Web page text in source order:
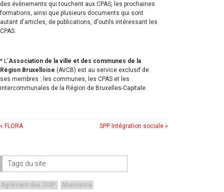
des évènements qui touchent aux CPAS, les prochaines
formations, ainsi que plusieurs documents qui sont
autant d'articles, de publications, d'outils intéressant les
CPAS.
* L'Association de la ville et des communes de la
Région Bruxelloise (AVCB) est au service exclusif de
ses membres : les communes, les CPAS et les
intercommunales de la Région de Bruxelles-Capitale.
« FLORA SPP Intégration sociale »
Tags du site
Agrément des OISP
Alternance